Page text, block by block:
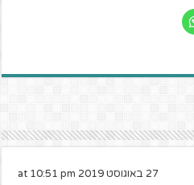
27 באוגוסט 2019 at 10:51 pm